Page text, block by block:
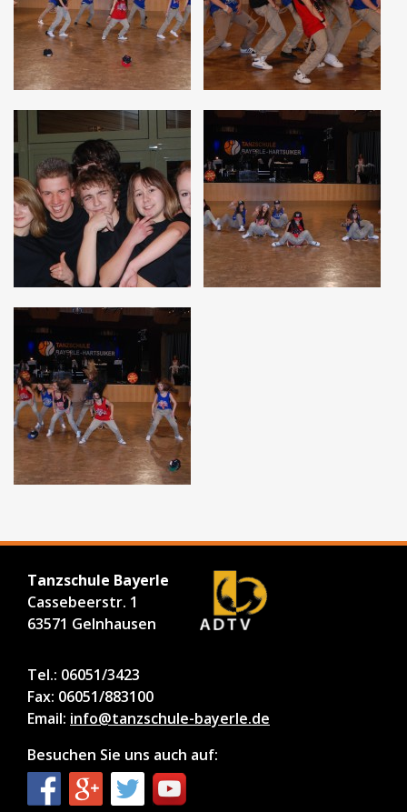
Tanzschule Bayerle
Cassebeerstr. 1
63571 Gelnhausen
Tel.: 06051/3423
Fax: 06051/883100
Email: info@tanzschule-bayerle.de
Besuchen Sie uns auch auf: